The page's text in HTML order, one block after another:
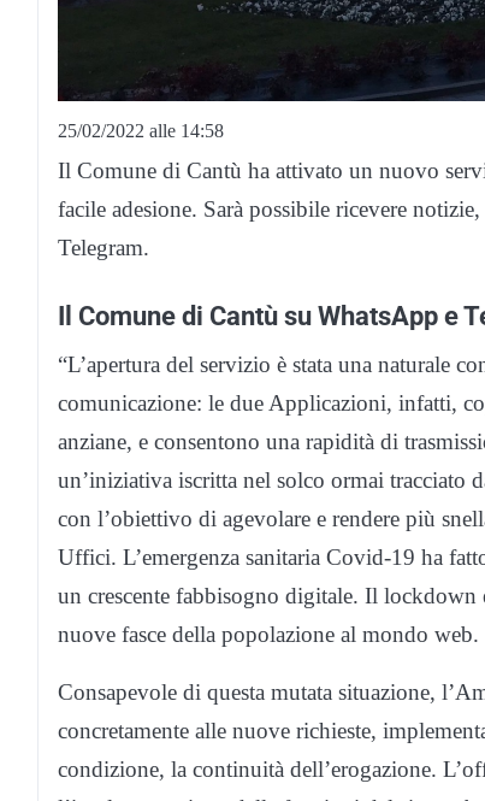
25/02/2022 alle 14:58
Il Comune di Cantù ha attivato un nuovo
facile adesione. Sarà possibile ricevere
Telegram.
Il Comune di Cantù su WhatsApp e
“L’apertura del servizio è stata una naturale
comunicazione: le due Applicazioni, infatti,
anziane, e consentono una rapidità di
un’iniziativa iscritta nel solco ormai tracciato
con l’obiettivo di agevolare e rendere più
Uffici. L’emergenza sanitaria Covid-19 ha
un crescente fabbisogno digitale. Il
nuove fasce della popolazione al mondo web.
Consapevole di questa mutata situazione,
concretamente alle nuove richieste,
condizione, la continuità dell’erogazione.